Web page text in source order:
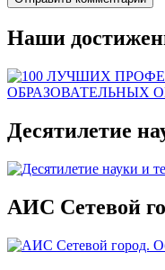
Наши
Десятилетие
АИС Сетевой